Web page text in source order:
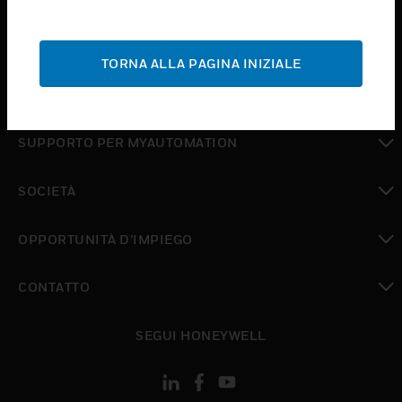
ASSISTENZA
toggle view
toggle view
SUPPORTO PER MYAUTOMATION
SOCIETÀ
OPPORTUNITÀ D’IMPIEGO
CONTATTO
SEGUI HONEYWELL
TORNA ALLA PAGINA INIZIALE